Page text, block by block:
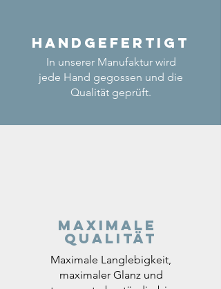
Handgefertigt
In unserer Manufaktur wird
jede Hand gegossen und die
Qualität geprüft.
Maximale
Qualität
Maximale Langlebigkeit,
maximaler Glanz und